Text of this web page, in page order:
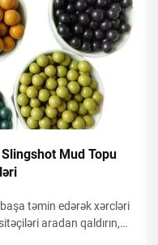
Mud Topu
təmin edərək xərcləri
aradan qaldırın,